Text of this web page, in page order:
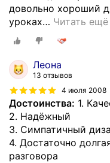
довольно хороший
уроках… Читать ещё
Леона
13 отзывов
4 июля 2008
Достоинства: 1.
2. Надёжный
3. Симпатичный
4. Достаточно
разговора